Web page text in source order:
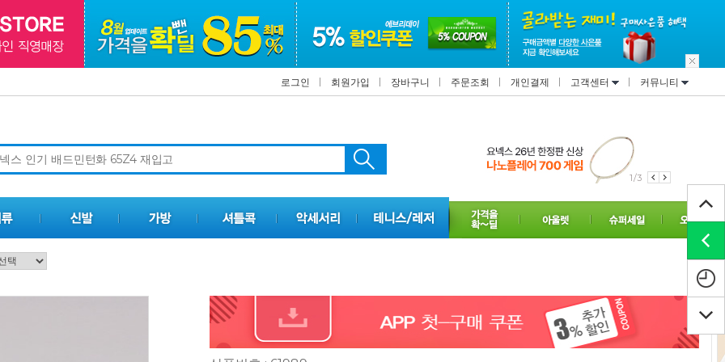
로그인 회원가입 장바구니 주문조회 개인결제 고객센터 커뮤니티
1/3